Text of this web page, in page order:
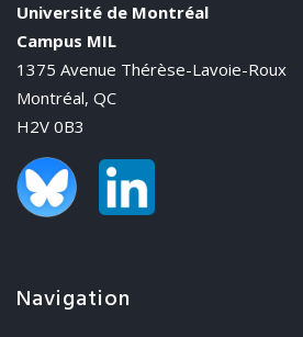
Université de Montréal
Campus MIL
1375 Avenue Thérèse-Lavoie-Roux
Montréal, QC
H2V 0B3
Navigation